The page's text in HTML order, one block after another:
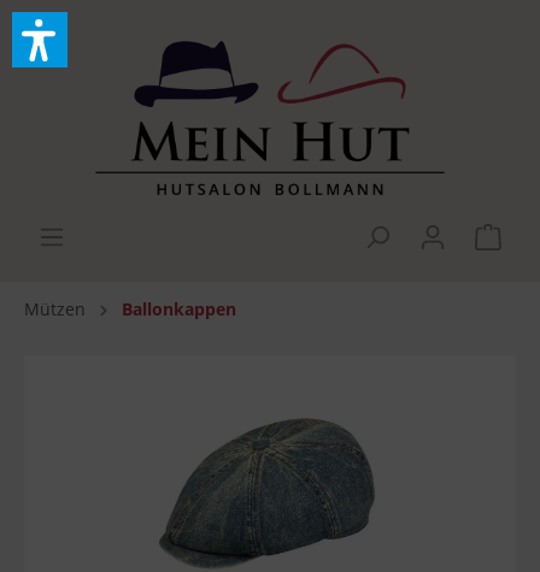
Mützen Ballonkappen